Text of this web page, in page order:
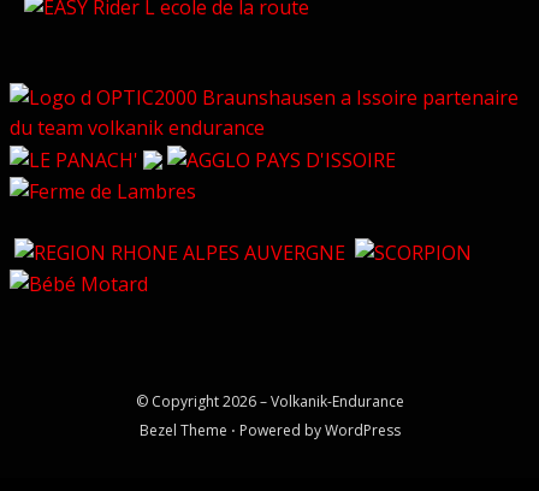
© Copyright 2026 –Volkanik-Endurance
Bezel Theme ⋅ Powered byWordPress